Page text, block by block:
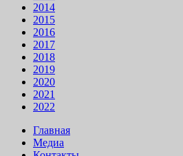
2014
2015
2016
2017
2018
2019
2020
2021
2022
Главная
Медиа